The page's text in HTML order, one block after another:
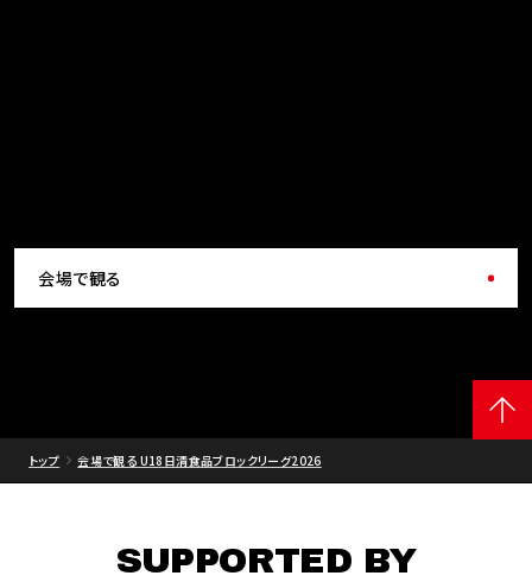
会場で観る
トップ 会場で観る U18日清食品ブロックリーグ2026
SUPPORTED BY